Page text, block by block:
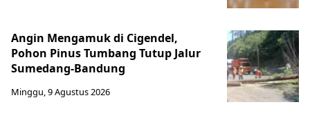
Angin Mengamuk di Cigendel,
Pohon Pinus Tumbang Tutup Jalur
Sumedang-Bandung
Minggu, 9 Agustus 2026